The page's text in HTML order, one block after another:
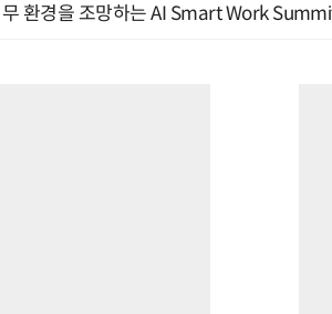
무 환경을 조망하는 AI Smart Work